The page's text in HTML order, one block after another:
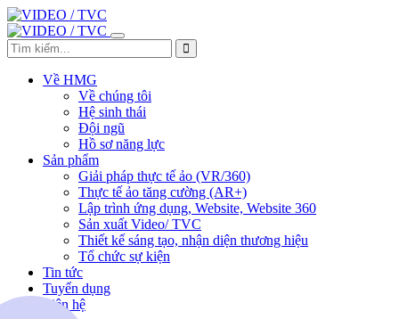
Về HMG
Về chúng tôi
Hệ sinh thái
Đội ngũ
Hồ sơ năng lực
Sản phẩm
Giải pháp thực tế ảo (VR/360)
Thực tế ảo tăng cường (AR+)
Lập trình ứng dụng, Website, Website 360
Sản xuất Video/ TVC
Thiết kế sáng tạo, nhận diện thương hiệu
Tổ chức sự kiện
Tin tức
Tuyển dụng
Liên hệ